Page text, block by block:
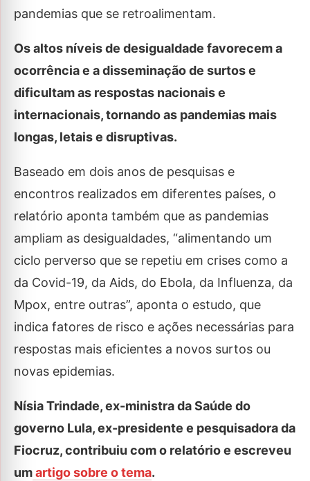
pandemias que se retroalimentam.
Os altos níveis de desigualdade favorecem a
ocorrência e a disseminação de surtos e
dificultam as respostas nacionais e
internacionais, tornando as pandemias mais
longas, letais e disruptivas.
Baseado em dois anos de pesquisas e
encontros realizados em diferentes países, o
relatório aponta também que as pandemias
ampliam as desigualdades, “alimentando um
ciclo perverso que se repetiu em crises como a
da Covid-19, da Aids, do Ebola, da Influenza, da
Mpox, entre outras”, aponta o estudo, que
indica fatores de risco e ações necessárias para
respostas mais eficientes a novos surtos ou
novas epidemias.
Nísia Trindade, ex-ministra da Saúde do
governo Lula, ex-presidente e pesquisadora da
Fiocruz, contribuiu com o relatório e escreveu
umartigo sobre o tema.